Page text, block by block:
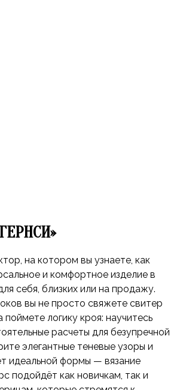
на котором вы узнаете, как
и комфортное изделие в
себя, близких или на продажу.
вы не просто свяжете свитер
поймете логику кроя: научитесь
расчеты для безупречной
элегантные теневые узоры и
идеальной формы — вязание
подойдёт как новичкам, так и